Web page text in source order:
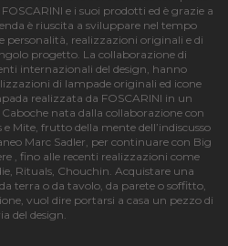
e i suoi prodotti ed è grazie a
è riuscita a sviluppare nel tempo
personalità, realizzazioni originali e di
progetto. La collaborazione di
internazionali del design, hanno
di lampade originali ed icone
realizzata da FOSCARINI in un
nata dalla collaborazione con
Mite, frutto della mente dell’indiscusso
Marc Sadler, per continuare con Big
, fino alle recenti realizzazioni come
Rituals, Chouchin. Acquistare una
terra o da tavolo, da parete o soffitto,
vuol dire portarsi a casa un pezzo di
del design.
Performance
consentono le
sito web come l'accesso
dell'account. Il sito web non
senza i cookie